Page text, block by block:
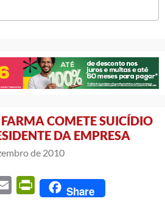
COMETE SUICÍDIO
DA EMPRESA
de 2010
Email PrintFriendly
Share